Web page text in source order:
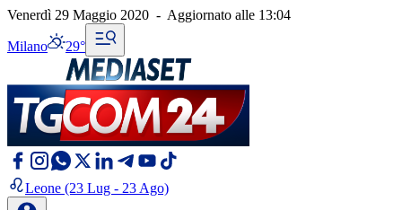
Venerdì 29 Maggio 2020 - Aggiornato alle 13:04
Milano 29°
Leone (23 Lug - 23 Ago)